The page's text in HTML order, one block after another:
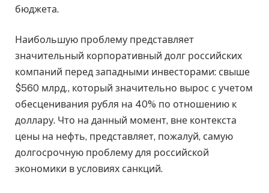
бюджета.
Наибольшую проблему представляет
значительный корпоративный долг российских
компаний перед западными инвесторами: свыше
$560 млрд., который значительно вырос с учетом
обесценивания рубля на 40% по отношению к
доллару. Что на данный момент, вне контекста
цены на нефть, представляет, пожалуй, самую
долгосрочную проблему для российской
экономики в условиях санкций.